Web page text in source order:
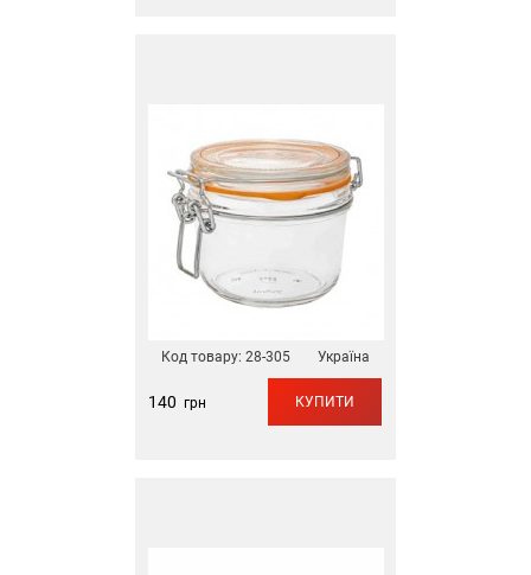
Код товару: 28-305 Україна
140 грн КУПИТИ